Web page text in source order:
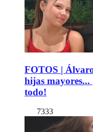
FOTOS |
hijas mayores...
todo!
7333